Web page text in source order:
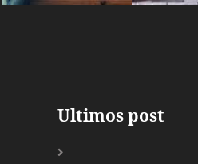
Ultimos post